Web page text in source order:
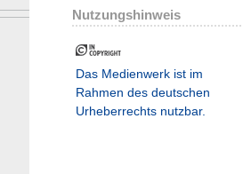
Nutzungshinweis
Das Medienwerk ist im
Rahmen des deutschen
Urheberrechts nutzbar.